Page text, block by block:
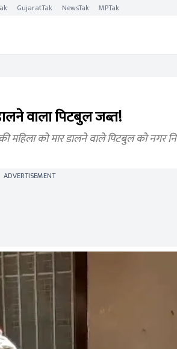
GujaratTak NewsTak MPTak
वाला पिटबुल जब्त!
को मार डालने वाले पिटबुल को नगर
ADVERTISEMENT